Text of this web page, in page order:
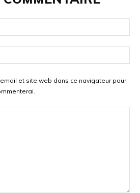
:*
:*
et site web dans ce navigateur pour